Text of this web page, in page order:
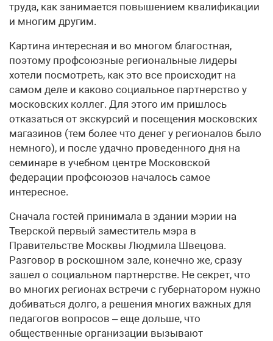
труда, как занимается повышением квалификации
и многим другим.
Картина интересная и во многом благостная,
поэтому профсоюзные региональные лидеры
хотели посмотреть, как это все происходит на
самом деле и каково социальное партнерство у
московских коллег. Для этого им пришлось
отказаться от экскурсий и посещения московских
магазинов (тем более что денег у регионалов было
немного), и после удачно проведенного дня на
семинаре в учебном центре Московской
федерации профсоюзов началось самое
интересное.
Сначала гостей принимала в здании мэрии на
Тверской первый заместитель мэра в
Правительстве Москвы Людмила Швецова.
Разговор в роскошном зале, конечно же, сразу
зашел о социальном партнерстве. Не секрет, что
во многих регионах встречи с губернатором нужно
добиваться долго, а решения многих важных для
педагогов вопросов – еще дольше, что
общественные организации вызывают